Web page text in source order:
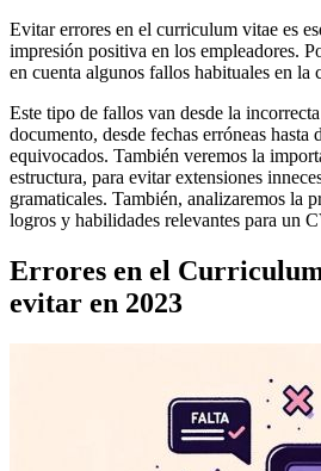
Evitar errores en el curriculum vitae es
impresión positiva en los empleadores.
en cuenta algunos fallos habituales en la
Este tipo de fallos van desde la
documento, desde fechas erróneas hasta
equivocados. También veremos la
estructura, para evitar extensiones
gramaticales. También, analizaremos la
logros y habilidades relevantes para un
Errores en el
evitar en 2023